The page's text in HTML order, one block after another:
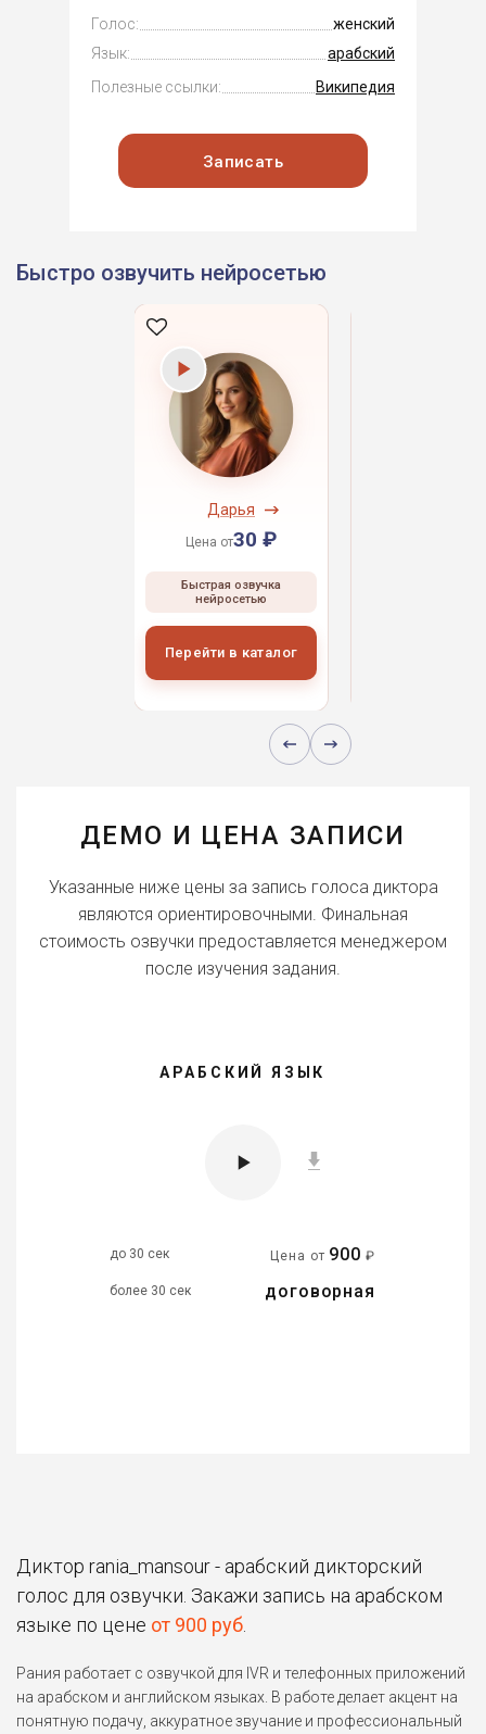
Голос:
женский
Язык:
арабский
Полезные ссылки:
Википедия
Записать
Быстро озвучить нейросетью
Дарья
Цена от30 ₽
Быстрая озвучка
нейросетью
Перейти в каталог
ДЕМО И ЦЕНА ЗАПИСИ
Указанные ниже цены за запись голоса диктора
являются ориентировочными. Финальная
стоимость озвучки предоставляется менеджером
после изучения задания.
АРАБСКИЙ ЯЗЫК
до 30 сек Цена от 900 ₽
более 30 сек договорная
Диктор rania_mansour - арабский дикторский
голос для озвучки. Закажи запись на арабском
языке по цене от 900 руб
Рания работает с озвучкой для IVR и телефонных приложений
на арабском и английском языках. В работе делает акцент на
понятную подачу, аккуратное звучание и профессиональный